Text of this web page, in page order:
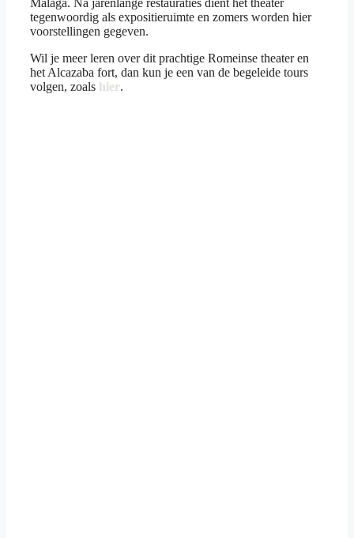
Málaga. Na jarenlange restauraties dient het theater
tegenwoordig als expositieruimte en zomers worden hier
voorstellingen gegeven.
Wil je meer leren over dit prachtige Romeinse theater en
het Alcazaba fort, dan kun je een van de begeleide tours
volgen, zoals hier.